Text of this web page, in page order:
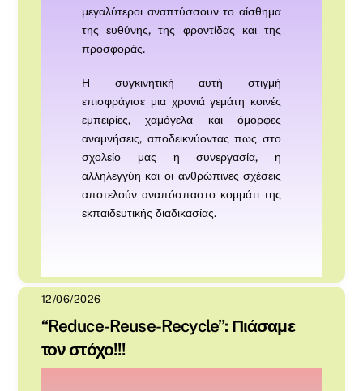
μεγαλύτεροι αναπτύσσουν το αίσθημα
της ευθύνης, της φροντίδας και της
προσφοράς.
Η συγκινητική αυτή στιγμή
επισφράγισε μια χρονιά γεμάτη κοινές
εμπειρίες, χαμόγελα και όμορφες
αναμνήσεις, αποδεικνύοντας πως στο
σχολείο μας η συνεργασία, η
αλληλεγγύη και οι ανθρώπινες σχέσεις
αποτελούν αναπόσπαστο κομμάτι της
εκπαιδευτικής διαδικασίας.
12/06/2026
“Reduce-Reuse-Recycle”: Πιάσαμε
τον στόχο!!!